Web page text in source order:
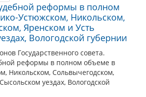
реформы в полном
Устюжском, Никольском,
Яренском и Усть
Вологодской губернии
Государственного совета.
реформы в полном объеме в
Никольском, Сольвычегодском,
уездах, Вологодской